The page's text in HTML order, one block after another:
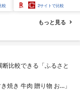
較
セット 銘柄米 味比べ
リエーション お楽しみ
食味 毎日の食卓 毎月
わる 色々試せる 志賀
2サイトで比較
もっと見る
比較できる「ふるさと
焼き 牛肉 贈り物 お…」